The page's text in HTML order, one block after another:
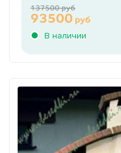
В наличии
93500 руб
137500 руб